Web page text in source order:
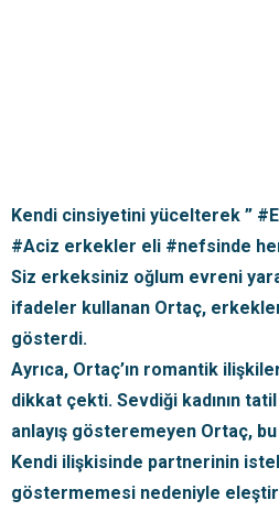
Kendi cinsiyetini yücelterek ”
#Aciz erkekler eli #nefsinde
Siz erkeksiniz oğlum evreni
ifadeler kullanan Ortaç,
gösterdi.
Ayrıca, Ortaç’ın romantik
dikkat çekti. Sevdiği kadının tatil
anlayış gösteremeyen Ortaç,
Kendi ilişkisinde partnerinin
göstermemesi nedeniyle